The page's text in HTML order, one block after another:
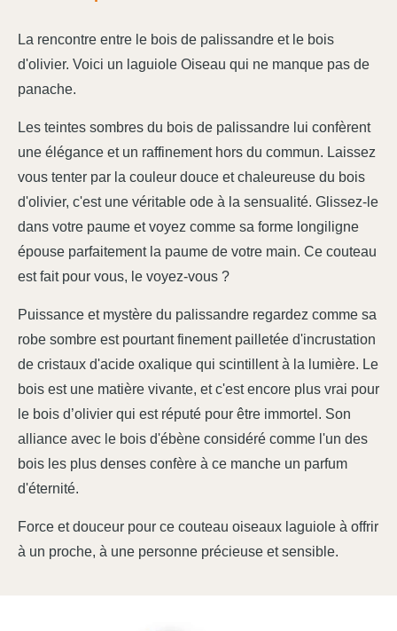
La rencontre entre le bois de palissandre et le bois
d'olivier. Voici un laguiole Oiseau qui ne manque pas de
panache.
Les teintes sombres du bois de palissandre lui confèrent
une élégance et un raffinement hors du commun. Laissez
vous tenter par la couleur douce et chaleureuse du bois
d'olivier, c'est une véritable ode à la sensualité. Glissez-le
dans votre paume et voyez comme sa forme longiligne
épouse parfaitement la paume de votre main. Ce couteau
est fait pour vous, le voyez-vous ?
Puissance et mystère du palissandre regardez comme sa
robe sombre est pourtant finement pailletée d'incrustation
de cristaux d'acide oxalique qui scintillent à la lumière. Le
bois est une matière vivante, et c'est encore plus vrai pour
le bois d’olivier qui est réputé pour être immortel. Son
alliance avec le bois d'ébène considéré comme l'un des
bois les plus denses confère à ce manche un parfum
d'éternité.
Force et douceur pour ce couteau oiseaux laguiole à offrir
à un proche, à une personne précieuse et sensible.